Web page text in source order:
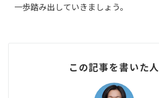
一歩踏み出していきましょう。
この記事を書いた人